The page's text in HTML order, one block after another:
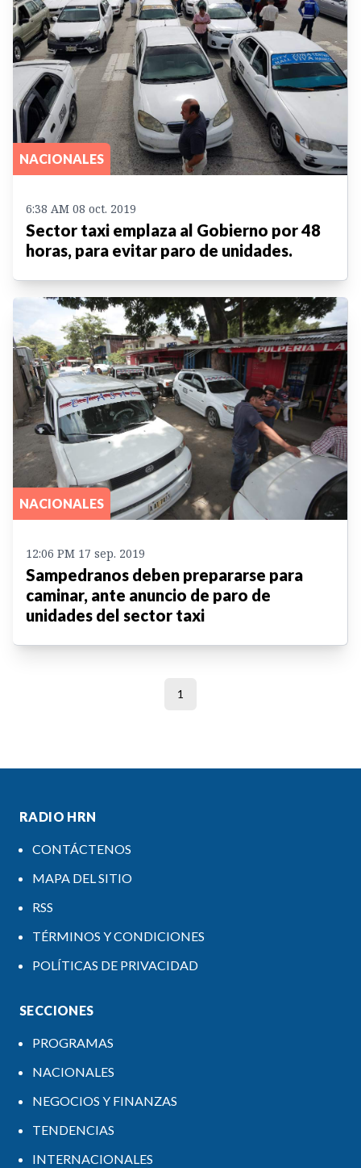
NACIONALES
6:38 AM 08 oct. 2019
Sector taxi emplaza al Gobierno por 48
horas, para evitar paro de unidades.
NACIONALES
12:06 PM 17 sep. 2019
Sampedranos deben prepararse para
caminar, ante anuncio de paro de
unidades del sector taxi
1
RADIO HRN
CONTÁCTENOS
MAPA DEL SITIO
RSS
TÉRMINOS Y CONDICIONES
POLÍTICAS DE PRIVACIDAD
SECCIONES
PROGRAMAS
NACIONALES
NEGOCIOS Y FINANZAS
TENDENCIAS
INTERNACIONALES